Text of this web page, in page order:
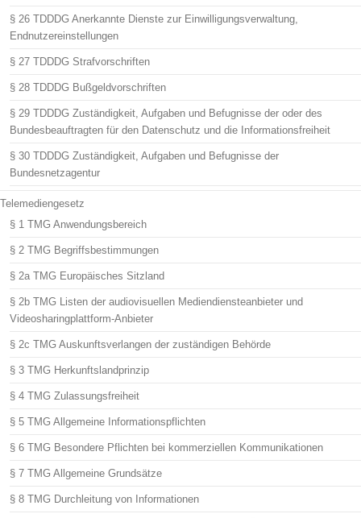
§ 26 TDDDG Anerkannte Dienste zur Einwilligungsverwaltung,
Endnutzereinstellungen
§ 27 TDDDG Strafvorschriften
§ 28 TDDDG Bußgeldvorschriften
§ 29 TDDDG Zuständigkeit, Aufgaben und Befugnisse der oder des
Bundesbeauftragten für den Datenschutz und die Informationsfreiheit
§ 30 TDDDG Zuständigkeit, Aufgaben und Befugnisse der
Bundesnetzagentur
Telemediengesetz
§ 1 TMG Anwendungsbereich
§ 2 TMG Begriffsbestimmungen
§ 2a TMG Europäisches Sitzland
§ 2b TMG Listen der audiovisuellen Mediendiensteanbieter und
Videosharingplattform-Anbieter
§ 2c TMG Auskunftsverlangen der zuständigen Behörde
§ 3 TMG Herkunftslandprinzip
§ 4 TMG Zulassungsfreiheit
§ 5 TMG Allgemeine Informationspflichten
§ 6 TMG Besondere Pflichten bei kommerziellen Kommunikationen
§ 7 TMG Allgemeine Grundsätze
§ 8 TMG Durchleitung von Informationen